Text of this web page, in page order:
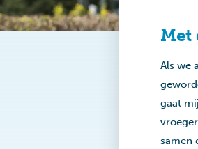
Met
Als we
gaat
samen